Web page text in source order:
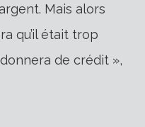
Mais alors
qu’il était trop
de crédit »,